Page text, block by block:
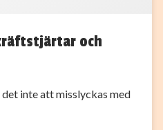
och
inte att misslyckas med